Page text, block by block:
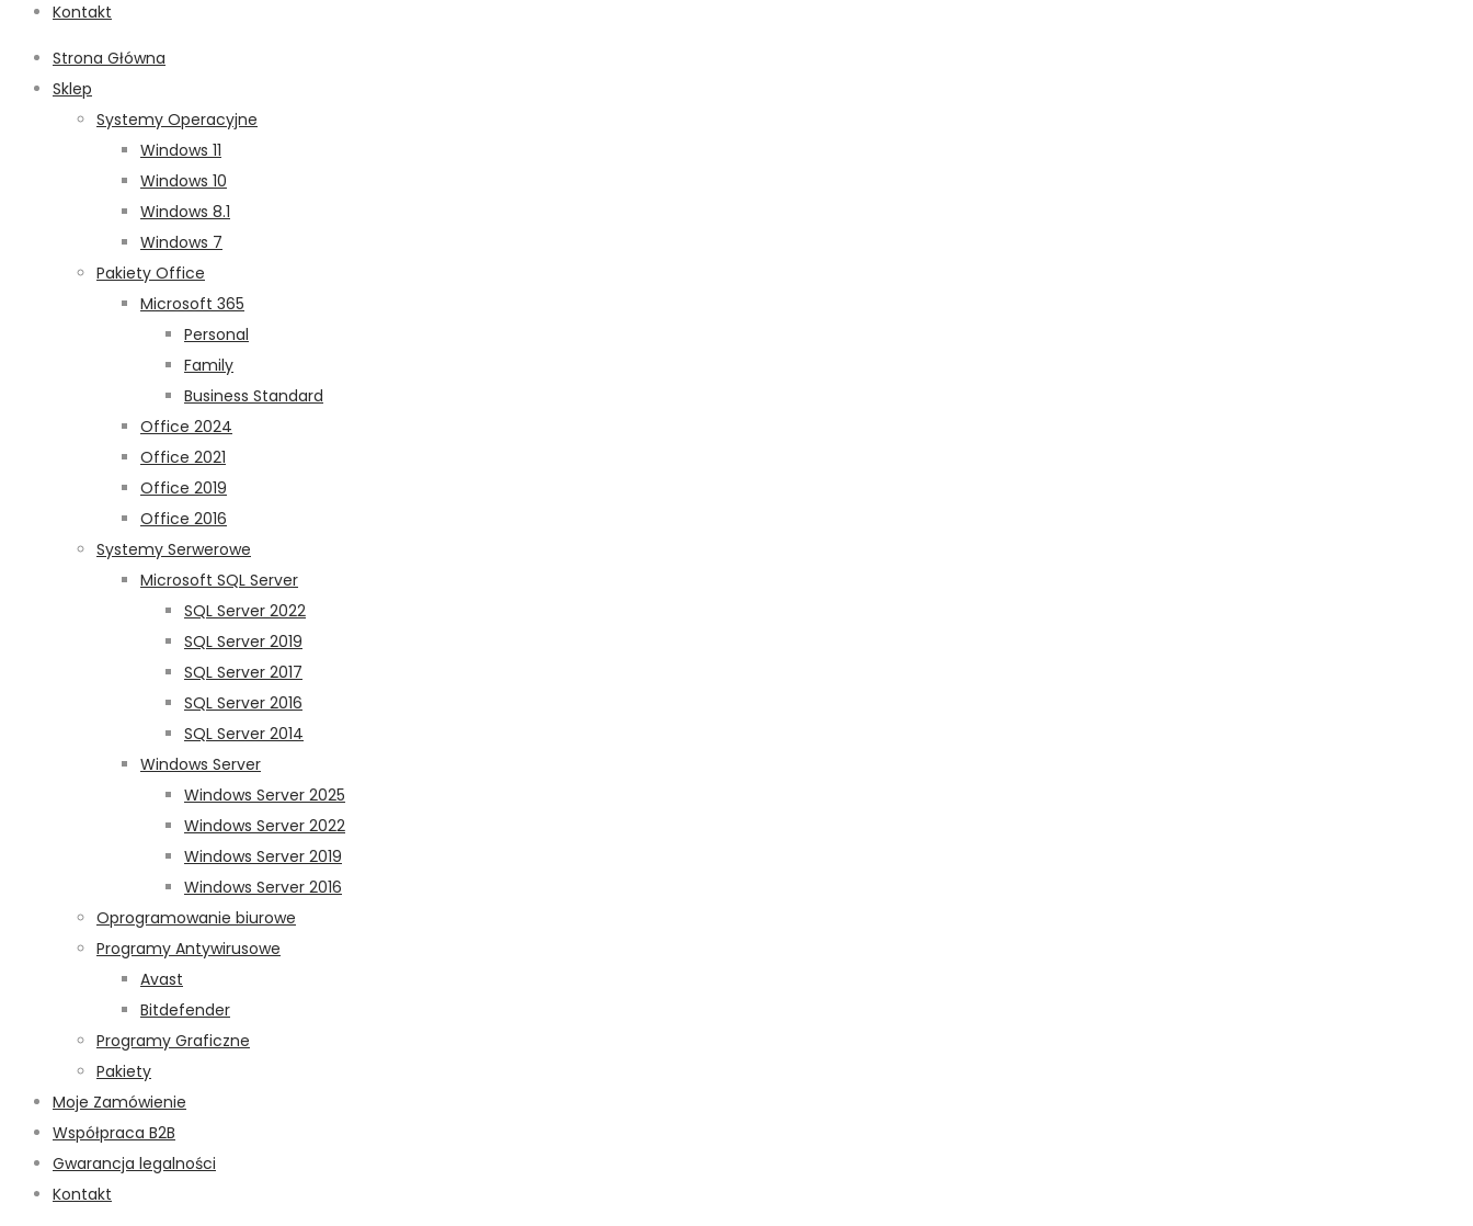
Kontakt
Strona Główna
Sklep
Systemy Operacyjne
Windows 11
Windows 10
Windows 8.1
Windows 7
Pakiety Office
Microsoft 365
Personal
Family
Business Standard
Office 2024
Office 2021
Office 2019
Office 2016
Systemy Serwerowe
Microsoft SQL Server
SQL Server 2022
SQL Server 2019
SQL Server 2017
SQL Server 2016
SQL Server 2014
Windows Server
Windows Server 2025
Windows Server 2022
Windows Server 2019
Windows Server 2016
Oprogramowanie biurowe
Programy Antywirusowe
Avast
Bitdefender
Programy Graficzne
Pakiety
Moje Zamówienie
Współpraca B2B
Gwarancja legalności
Kontakt